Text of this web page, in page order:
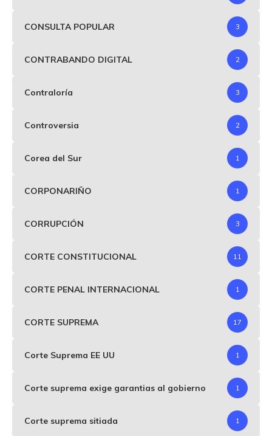
CONSULTA POPULAR 3
CONTRABANDO DIGITAL 2
Contraloría 3
Controversia 2
Corea del Sur 1
CORPONARIÑO 1
CORRUPCIÓN 3
CORTE CONSTITUCIONAL 11
CORTE PENAL INTERNACIONAL 1
CORTE SUPREMA 17
Corte Suprema EE UU 1
Corte suprema exige garantias al gobierno 1
Corte suprema sitiada 1